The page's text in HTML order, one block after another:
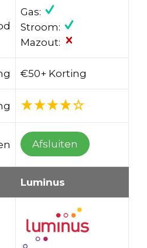
Gas:
Stroom:
Mazout:
€50+ Korting
Afsluiten
Luminus